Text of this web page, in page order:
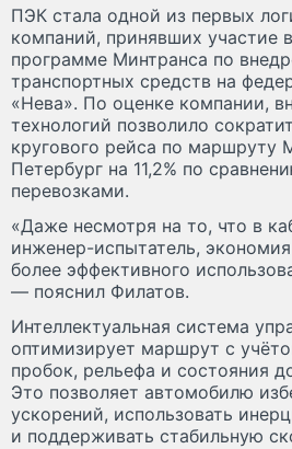
ПЭК стала одной из первых
компаний, принявших участие
программе Минтранса по
транспортных средств на
«Нева». По оценке компании,
технологий позволило
кругового рейса по
Петербург на 11,2% по
перевозками.
«Даже несмотря на то, что в
инженер-испытатель,
более эффективного
— пояснил Филатов.
Интеллектуальная система
оптимизирует маршрут с
пробок, рельефа и состояния
Это позволяет автомобилю
ускорений, использовать
и поддерживать стабильную